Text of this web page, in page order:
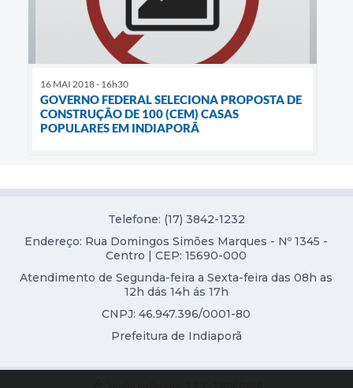
16 MAI 2018 - 16h30
GOVERNO FEDERAL SELECIONA PROPOSTA DE
CONSTRUÇÃO DE 100 (CEM) CASAS
POPULARES EM INDIAPORÃ
Telefone: (17) 3842-1232
Endereço: Rua Domingos Simões Marques - Nº 1345 -
Centro | CEP: 15690-000
Atendimento de Segunda-feira a Sexta-feira das 08h as
12h dás 14h ás 17h
CNPJ: 46.947.396/0001-80
Prefeitura de Indiaporã